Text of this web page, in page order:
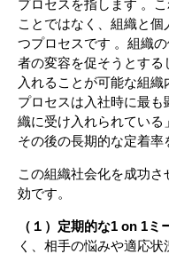
プロセスを指します 。
ことではなく、組織と
つプロセスです 。組織
者の変容を促そうとす
入れることが可能な組
プロセスは入社時に最
織に受け入れられている
その後の長期的な定着率
この組織社会化を成功
効です。
（１）定期的な1 on 1ミ
く、相手の悩みや適応